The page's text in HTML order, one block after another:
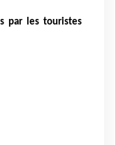
par les touristes